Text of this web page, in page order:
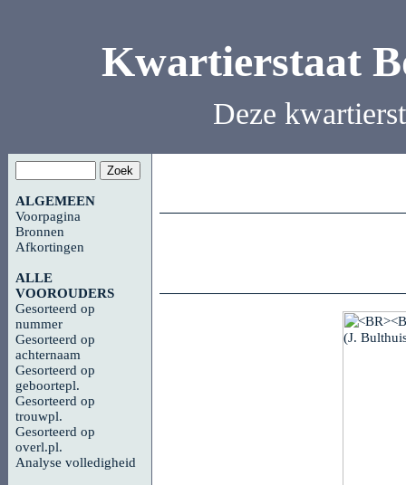
Kwartierstaat
Deze
ALGEMEEN
Voorpagina
Bronnen
Afkortingen
ALLE
VOOROUDERS
Gesorteerd op
nummer
Gesorteerd op
achternaam
Gesorteerd op
geboortepl.
Gesorteerd op
trouwpl.
Gesorteerd op
overl.pl.
Analyse volledigheid